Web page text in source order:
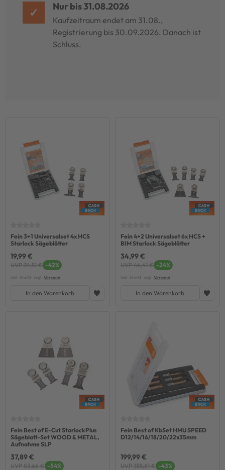
✓ Nur bis 31.08.2026
Kaufzeitraum endet am 31.08.,
Registrierung bis 30.09.2026. Danach ist
Schluss.
Fein 3+1 Universalset 4x HCS
Starlock Sägeblätter
19,99 €
UVP 34,51 € -42%
inkl. MwSt. zzgl. Versand
In den Warenkorb
Fein 4+2 Universalset 6x HCS +
BIM Starlock Sägeblätter
34,99 €
UVP 46,41 € -24%
inkl. MwSt. zzgl. Versand
In den Warenkorb
Fein Best of E-Cut StarlockPlus
Sägeblatt-Set WOOD & METAL,
Aufnahme SLP
37,89 €
UVP 83,66 € -54%
Fein Best of KbSet HMU SPEED
D12/14/16/18/20/22x35mm
199,99 €
UVP 355,81 € -43%